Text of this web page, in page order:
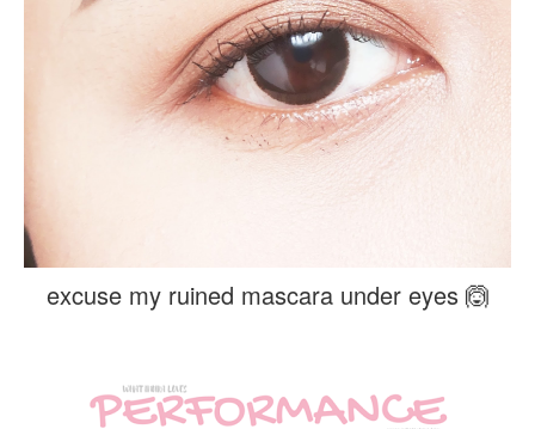
excuse my ruined mascara under eyes 🙆